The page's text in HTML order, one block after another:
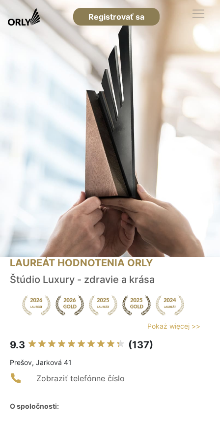
Registrovať sa
LAUREÁT HODNOTENIA ORLY
Štúdio Luxury - zdravie a krása
Pokaż więcej >>
9.3 (137)
Prešov, Jarková 41
Zobraziť telefónne číslo
O spoločnosti: